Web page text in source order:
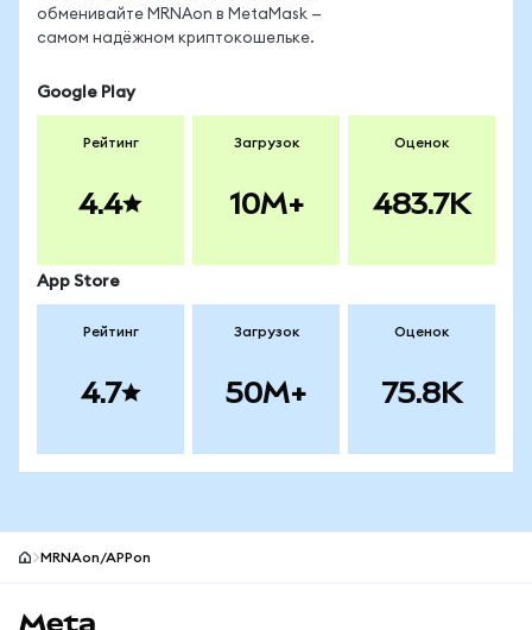
обменивайте MRNAon в MetaMask —
самом надёжном криптокошельке.
Google Play
Рейтинг
4.4
Загрузок
10M+
Оценок
483.7K
App Store
Рейтинг
4.7
Загрузок
50M+
Оценок
75.8K
MRNAon/APPon